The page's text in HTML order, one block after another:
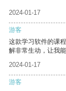
2024-01-17
游客
这款学习软件的课
解非常生动，让我
2024-01-17
游客